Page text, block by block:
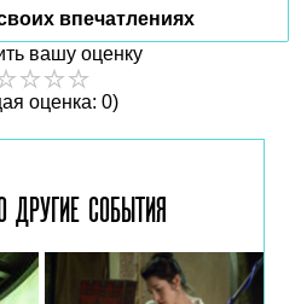
впечатлениях
вашу оценку
оценка: 0)
ДРУГИЕ СОБЫТИЯ